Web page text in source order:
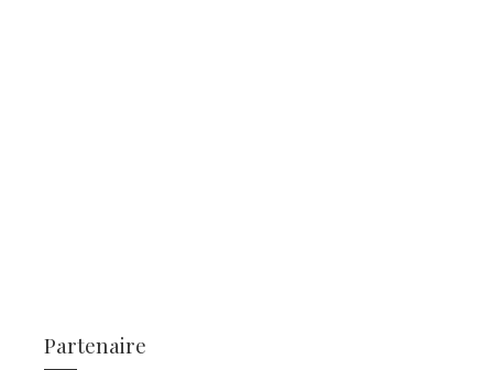
Partenaire